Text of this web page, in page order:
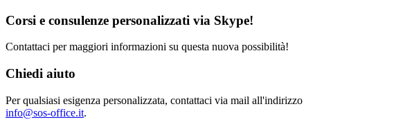
Corsi e consulenze personalizzati via Skype!
Contattaci per maggiori informazioni su questa nuova possibilità!
Chiedi aiuto
Per qualsiasi esigenza personalizzata, contattaci via mail all'indirizzo
info@sos-office.it.